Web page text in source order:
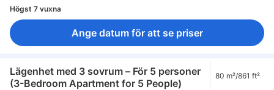
Högst 7 vuxna
Ange datum för att se priser
Lägenhet med 3 sovrum – För 5 personer
(3-Bedroom Apartment for 5 People)
80 m²/861 ft²